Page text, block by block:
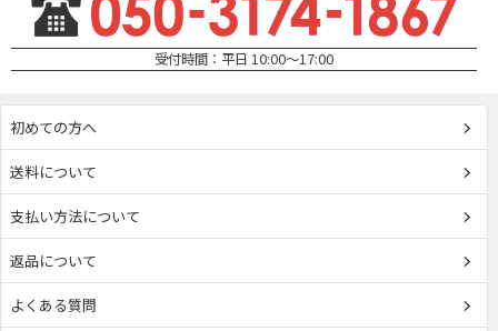
受付時間：平日 10:00～17:00
初めての方へ
送料について
支払い方法について
返品について
よくある質問